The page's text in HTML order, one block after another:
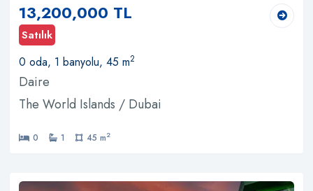
13,200,000 TL
Satılık
0 oda, 1 banyolu, 45 m2
Daire
The World Islands / Dubai
0 1 45 m2